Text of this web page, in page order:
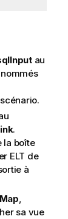
au
.
la boîte
ELT de
à
,
sa vue